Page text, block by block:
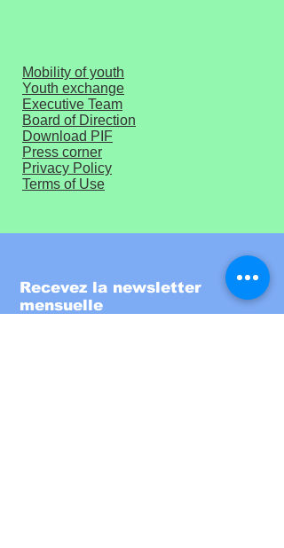
Mobility of youth
Youth exchange
Executive Team
Board of Direction
Download PIF
Press corner
Privacy Policy
Terms of Use
Recevez la newsletter
mensuelle